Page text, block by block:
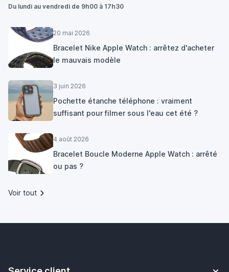
Du lundi au vendredi de 9h00 à 17h30
20 mai 2026
Bracelet Nike Apple Watch : arrêtez d'acheter
le mauvais modèle
3 juin 2026
Pochette étanche téléphone : vraiment
suffisant pour filmer sous l'eau cet été ?
4 août 2026
Bracelet Boucle Moderne Apple Watch : arrêté
ou pas ?
Voir tout